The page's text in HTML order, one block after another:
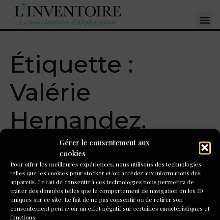
Gérer le consentement aux
cookies
Pour offrir les meilleures expériences, nous utilisons des technologies
telles que les cookies pour stocker et/ou accéder aux informations des
appareils. Le fait de consentir à ces technologies nous permettra de
traiter des données telles que le comportement de navigation ou les ID
uniques sur ce site. Le fait de ne pas consentir ou de retirer son
consentement peut avoir un effet négatif sur certaines caractéristiques et
fonctions.
Étiquette :
Valérie
Hernandez.
Comment un livre arrive
sur la table des libraires ?
Entretien avec Valérie
Hernandez